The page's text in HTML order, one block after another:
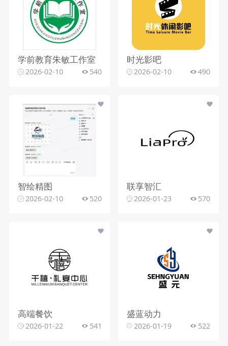
学前教育朱敏工作室
2026-02-10 540
时光影吧
2026-02-10 490
智绘精图
2026-02-10 520
联享智汇
2026-01-23 570
高端餐饮
2026-01-22 541
盛蓝动力
2026-01-19 522